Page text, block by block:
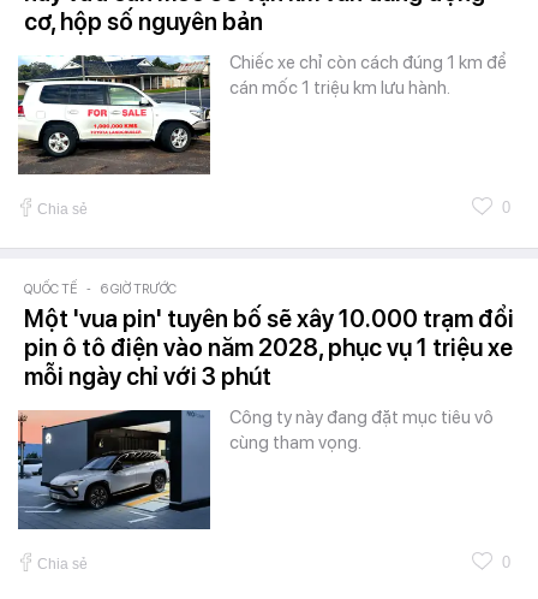
cơ, hộp số nguyên bản
Chiếc xe chỉ còn cách đúng 1 km để
cán mốc 1 triệu km lưu hành.
Chia sẻ 0
QUỐC TẾ - 6 GIỜ TRƯỚC
Một 'vua pin' tuyên bố sẽ xây 10.000 trạm đổi
pin ô tô điện vào năm 2028, phục vụ 1 triệu xe
mỗi ngày chỉ với 3 phút
Công ty này đang đặt mục tiêu vô
cùng tham vọng.
Chia sẻ 0